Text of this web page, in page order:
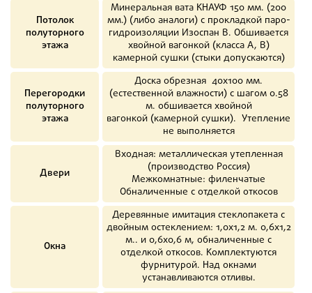
Потолок
полуторного
этажа
Минеральная вата КНАУФ 150 мм. (200
мм.) (либо аналоги) с прокладкой паро-
гидроизоляции Изоспан B. Обшивается
хвойной вагонкой (класса А, В)
камерной сушки (стыки допускаются)
Перегородки
полуторного
этажа
Доска обрезная 40х100 мм.
(естественной влажности) с шагом 0.58
м. обшивается хвойной
вагонкой (камерной сушки). Утепление
не выполняется
Двери
Входная: металлическая утепленная
(производство Россия)
Межкомнатные: филенчатые
Обналиченные с отделкой откосов
Окна
Деревянные имитация стеклопакета с
двойным остеклением: 1,0х1,2 м. 0,6х1,2
м.. и 0,6х0,6 м, обналиченные с
отделкой откосов. Комплектуются
фурнитурой. Над окнами
устанавливаются отливы.